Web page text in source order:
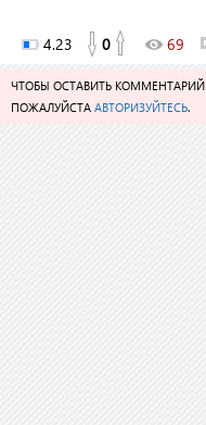
4.23 0 69
ЧТОБЫ ОСТАВИТЬ КОММЕНТАРИЙ
ПОЖАЛУЙСТА АВТОРИЗУЙТЕСЬ.